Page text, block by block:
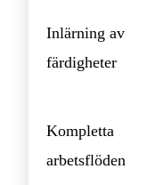
Inlärning av
färdigheter
Kompletta
arbetsflöden